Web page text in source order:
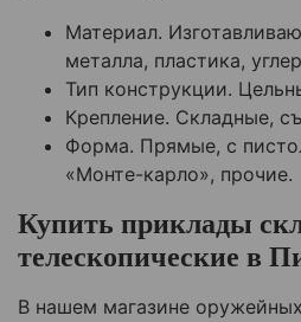
Материал.
металла, пластика,
Тип конструкции.
Крепление. Складные,
Форма. Прямые, с
«Монте-карло», прочие.
Купить приклады
телескопические в
В нашем магазине